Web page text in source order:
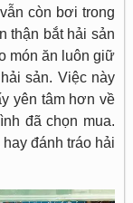
còn bơi trong
thận bắt hải sản
món ăn luôn giữ
sản. Việc này
yên tâm hơn về
đã chọn mua.
đánh tráo hải